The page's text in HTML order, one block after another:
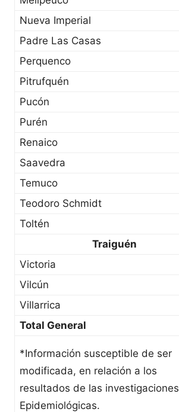
Nueva Imperial
Padre Las Casas
Perquenco
Pitrufquén
Pucón
Purén
Renaico
Saavedra
Temuco
Teodoro Schmidt
Toltén
Traiguén
Victoria
Vilcún
Villarrica
Total General
*Información susceptible de ser
modificada, en relación a los
resultados de las investigaciones
Epidemiológicas.